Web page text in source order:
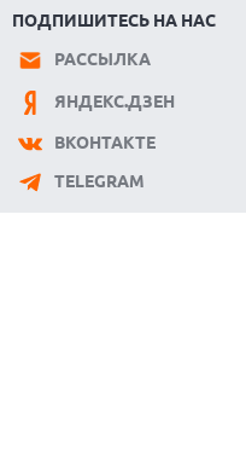
ПОДПИШИТЕСЬ НА НАС
РАССЫЛКА
ЯНДЕКС.ДЗЕН
ВКОНТАКТЕ
TELEGRAM